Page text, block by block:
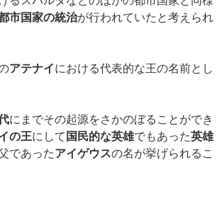
市国家の統治が行われていたと考えられ
アテナイにおける代表的な王の名前とし
にまでその起源をさかのぼることができ
の王にして 国民的な英雄でもあった英雄
であったアイゲウスの名が挙げられるこ